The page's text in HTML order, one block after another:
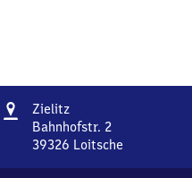
Adresse
ZielitzZielitz
Bahnhofstr. 2
39326 Loitsche